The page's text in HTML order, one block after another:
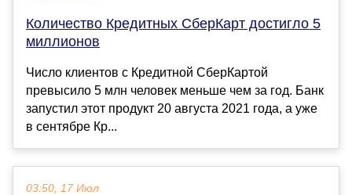
Количество Кредитных СберКарт достигло 5
миллионов
Число клиентов с Кредитной СберКартой
превысило 5 млн человек меньше чем за год. Банк
запустил этот продукт 20 августа 2021 года, а уже
в сентябре Кр...
03:50, 17 Июл